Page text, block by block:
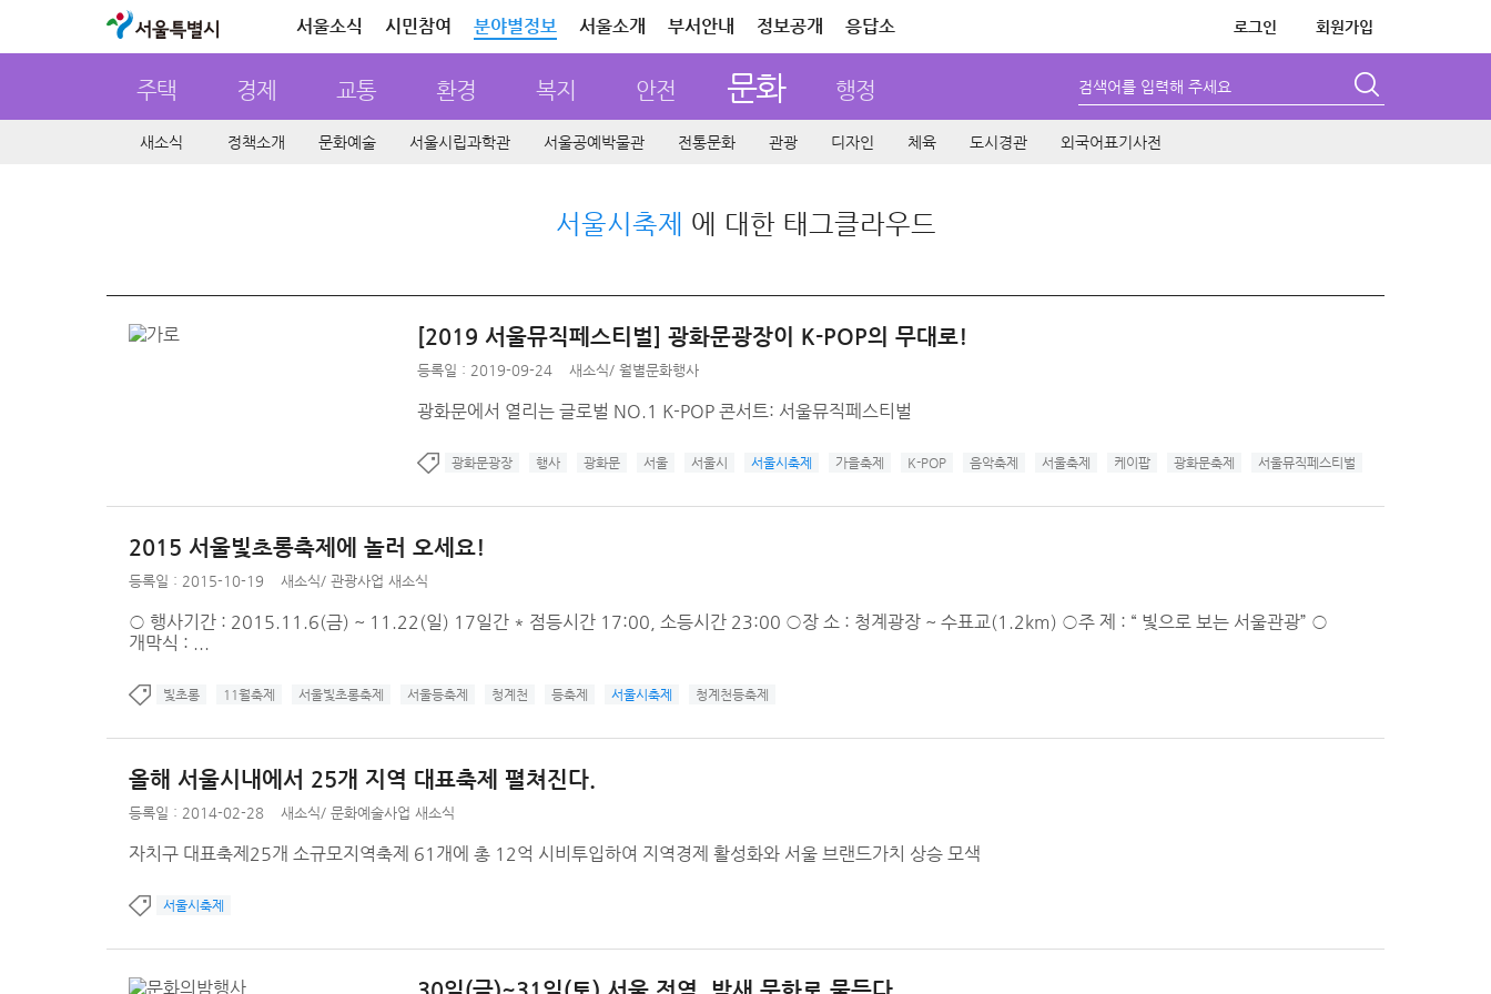
서울특별시 서울소식 시민참여 분야별정보 서울소개 부서안내 정보공개 응답소 로그인 회원가입
주택 경제 교통 환경 복지 안전 문화 행정 검색어를 입력해 주세요
새소식 정책소개 문화예술 서울시립과학관 서울공예박물관 전통문화 관광 디자인 체육 도시경관 외국어표기사전
서울시축제 에 대한 태그클라우드
[2019 서울뮤직페스티벌] 광화문광장이 K-POP의 무대로!
등록일 : 2019-09-24 새소식/ 월별문화행사
광화문에서 열리는 글로벌 NO.1 K-POP 콘서트: 서울뮤직페스티벌
광화문광장 행사 광화문 서울 서울시 서울시축제 가을축제 K-POP 음악축제 서울축제 케이팝 광화문축제 서울뮤직페스티벌
2015 서울빛초롱축제에 놀러 오세요!
등록일 : 2015-10-19 새소식/ 관광사업 새소식
○ 행사기간 : 2015.11.6(금) ~ 11.22(일) 17일간 * 점등시간 17:00, 소등시간 23:00 ○장 소 : 청계광장 ~ 수표교(1.2km) ○주 제 : “ 빛으로 보는 서울관광” ○
개막식 : ...
빛초롱 11월축제 서울빛초롱축제 서울등축제 청계천 등축제 서울시축제 청계천등축제
올해 서울시내에서 25개 지역 대표축제 펼쳐진다.
등록일 : 2014-02-28 새소식/ 문화예술사업 새소식
자치구 대표축제25개 소규모지역축제 61개에 총 12억 시비투입하여 지역경제 활성화와 서울 브랜드가치 상승 모색
서울시축제